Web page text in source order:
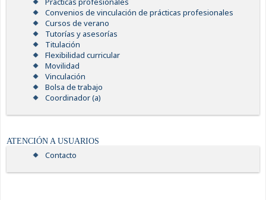
Convenios de vinculación de prácticas profesionales
Cursos de verano
Tutorías y asesorías
Titulación
Flexibilidad curricular
Movilidad
Vinculación
Bolsa de trabajo
Coordinador (a)
ATENCIÓN A USUARIOS
Contacto